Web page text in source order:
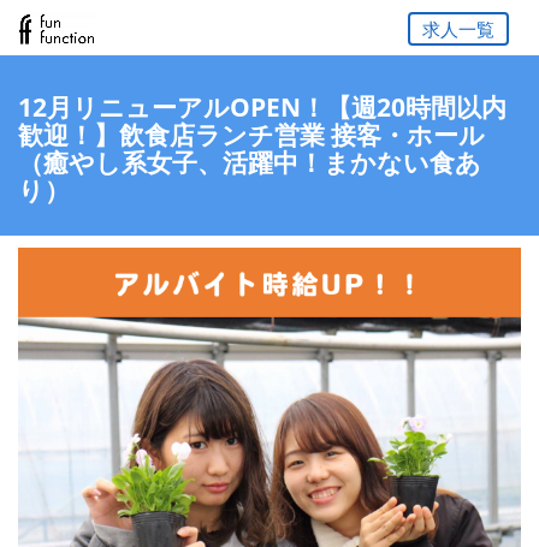
求人一覧
12月リニューアルOPEN！【週20時間以内
歓迎！】飲食店ランチ営業 接客・ホール
（癒やし系女子、活躍中！まかない食あ
り）